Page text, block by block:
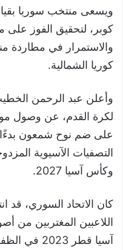
ويسعى منتخب سوريا
كوبر، لتحقيق الفوز على
والاستمرار في مطاردة
كوريا الشمالية.
وأعلن عبد الرحمن
لكرة القدم، عن وصول
على ضم نوح شمعون بدءًا
وكأس آسيا 2027.
كان الاتحاد السوري، قد
اللاعبين المغتربين
آسيا قطر